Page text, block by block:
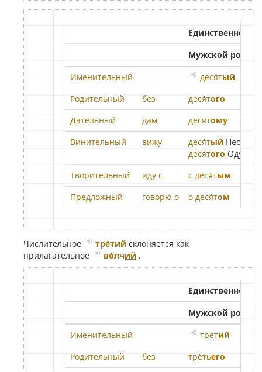
Единственное
Мужской род
Именительный
деся́тый
Родительный
без деся́того
Дательный
дам деся́тому
Винительный
вижу деся́тый Неод.
деся́того Одуш.
Творительный иду с с деся́тым
Предложный
говорю о о деся́том
Числительное тре́тий склоняется как
прилагательное
во́лчий .
Единственное
Мужской род
Именительный
тре́тий
Родительный
без тре́тьего